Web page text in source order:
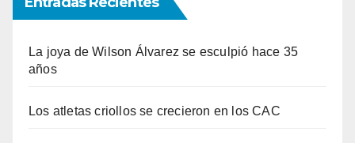
La joya de Wilson Álvarez se esculpió hace 35
años
Los atletas criollos se crecieron en los CAC